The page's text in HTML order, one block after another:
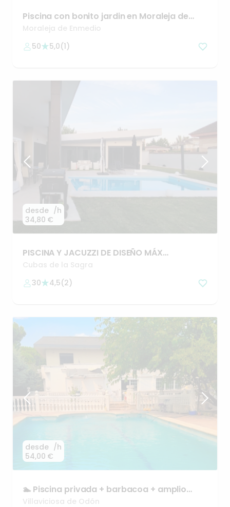
Piscina con bonito jardinen Moraleja de
Enmedio
Moraleja de Enmedio
50
5,0(1)
desde
34,80 €
/h
PISCINAY JACUZZI DE DISEÑO MÁX
PRIVACIDAD a 20min
Cubas de la Sagra
30
4,5(2)
desde
54,00 €
/h
🏊 Piscina privada + barbacoa + amplio
jardín
Villaviciosa de Odón